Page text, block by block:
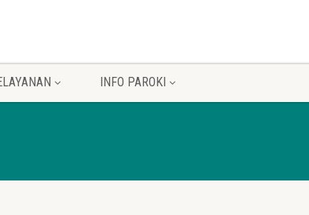
INFO PAROKI